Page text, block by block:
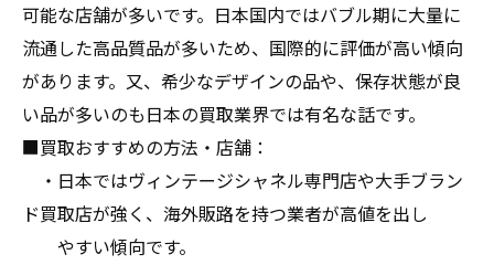
可能な店舗が多いです。日本国内ではバブル期に大量に
流通した高品質品が多いため、国際的に評価が高い傾向
があります。又、希少なデザインの品や、保存状態が良
い品が多いのも日本の買取業界では有名な話です。
■買取おすすめの方法・店舗：
・日本ではヴィンテージシャネル専門店や大手ブラン
ド買取店が強く、海外販路を持つ業者が高値を出し
やすい傾向です。